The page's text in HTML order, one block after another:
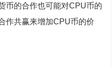
币的合作也可能对CPU币的
作共赢来增加CPU币的价